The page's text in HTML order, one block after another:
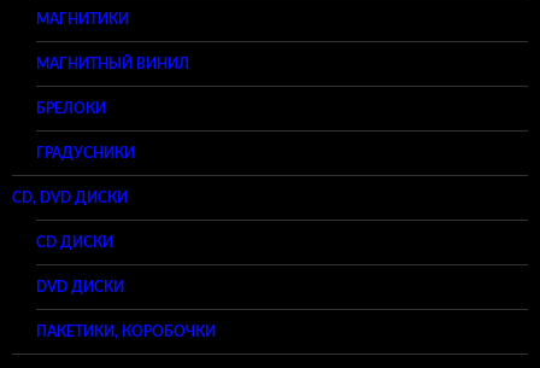
МАГНИТИКИ
МАГНИТНЫЙ ВИНИЛ
БРЕЛОКИ
ГРАДУСНИКИ
CD, DVD ДИСКИ
CD ДИСКИ
DVD ДИСКИ
ПАКЕТИКИ, КОРОБОЧКИ